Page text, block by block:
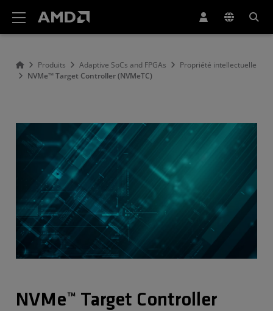
Produits Adaptive SoCs and FPGAs
Propriété intellectuelle
NVMe™ Target Controller (NVMeTC)
NVMe™ Target Controller